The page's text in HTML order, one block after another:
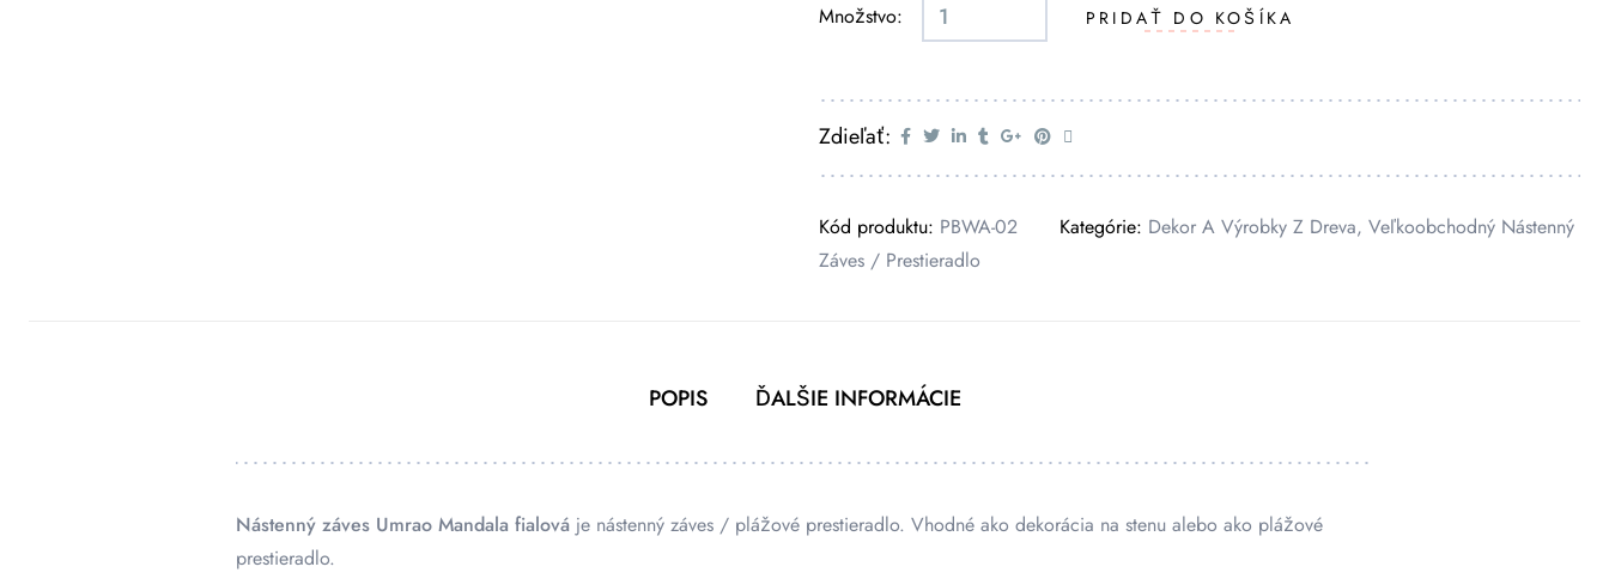
Množstvo: PRIDAŤ DO KOŠÍKA
Zdieľať:
Kód produktu: PBWA-02 Kategórie: Dekor A Výrobky Z Dreva, Veľkoobchodný Nástenný
Záves / Prestieradlo
POPIS ĎALŠIE INFORMÁCIE
Nástenný záves Umrao Mandala fialová je nástenný záves / plážové prestieradlo. Vhodné ako dekorácia na stenu alebo ako plážové
prestieradlo.